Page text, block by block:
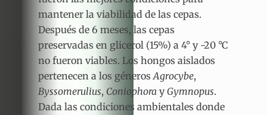
mantener la viabilidad de las cepas.
Después de 6 meses, las cepas
preservadas en glicerol (15%) a 4° y -20 °C
no fueron viables. Los hongos aislados
pertenecen a los géneros Agrocybe,
Byssomerulius, Coniophora yGymnopus.
Dada las condiciones ambientales donde